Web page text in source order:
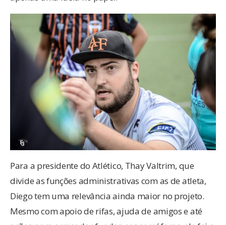
Para a presidente do Atlético, Thay Valtrim, que
divide as funções administrativas com as de atleta,
Diego tem uma relevância ainda maior no projeto.
Mesmo com apoio de rifas, ajuda de amigos e até